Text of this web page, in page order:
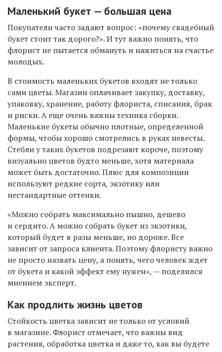
Маленький букет — большая цена
Покупатели часто задают вопрос: «почему свадебный
букет стоит так дорого?». И тут важно понять, что
флорист не пытается обмануть и нажиться на счастье
молодых.
В стоимость маленьких букетов входят не только
сами цветы. Магазин оплачивает закупку, доставку,
упаковку, хранение, работу флориста, списания, брак
и риски. А еще очень важны техника сборки.
Маленькие букеты обычно плотные, определенной
формы, чтобы хорошо смотрелись в руках невесты.
Стебли у таких букетов подрезают короче, поэтому
визуально цветов будто меньше, хотя материала
может быть достаточно. Плюс для композиции
используют редкие сорта, экзотику или
нестандартные оттенки.
«Можно собрать максимально пышно, дешево
и сердито. А можно собрать букет из экзотики,
который будет в разы меньше, но дороже. Все
зависит от запроса клиента. Поэтому флористу важно
не просто назвать цену, а понять, чего человек ждет
от букета и какой эффект ему нужен», — поделился
мнением эксперт.
Как продлить жизнь цветов
Стойкость цветка зависит не только от условий
в магазине. Флорист отмечает, что важны вид
растения, обработка цветка и даже то, как вы будете